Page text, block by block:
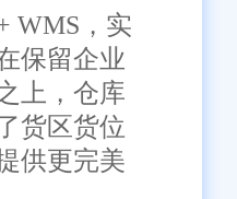
WMS，实
保留企业
上，仓库
货区货位
供更完美